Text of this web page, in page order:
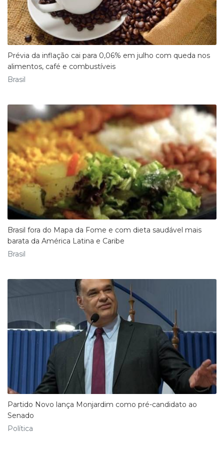
Prévia da inflação cai para 0,06% em julho com queda nos
alimentos, café e combustíveis
Brasil
Brasil fora do Mapa da Fome e com dieta saudável mais
barata da América Latina e Caribe
Brasil
Partido Novo lança Monjardim como pré-candidato ao
Senado
Política